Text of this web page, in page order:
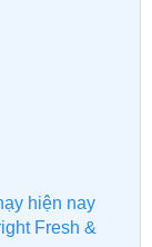
hiện nay
Fresh &